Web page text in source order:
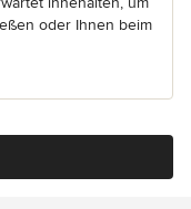
oder Ihnen beim